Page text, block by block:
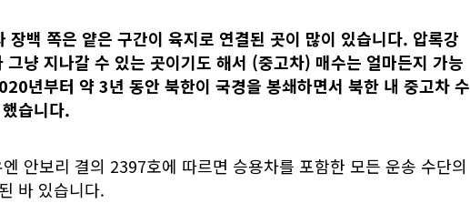
장백 쪽은 얕은 구간이 육지로 연결된 곳이 많이 있습니다. 압록강
그냥 지나갈 수 있는 곳이기도 해서 (중고차) 매수는 얼마든지 가능
년부터 약 3년 동안 북한이 국경을 봉쇄하면서 북한 내 중고차 수
습니다.
안보리 결의 2397호에 따르면 승용차를 포함한 모든 운송 수단의
바 있습니다.